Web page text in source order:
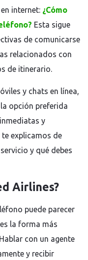
internet: ¿Cómo
Esta sigue
de comunicarse
relacionados con
de itinerario.
y chats en línea,
opción preferida
y
explicamos de
y qué debes
Airlines?
puede parecer
la forma más
con un agente
y recibir